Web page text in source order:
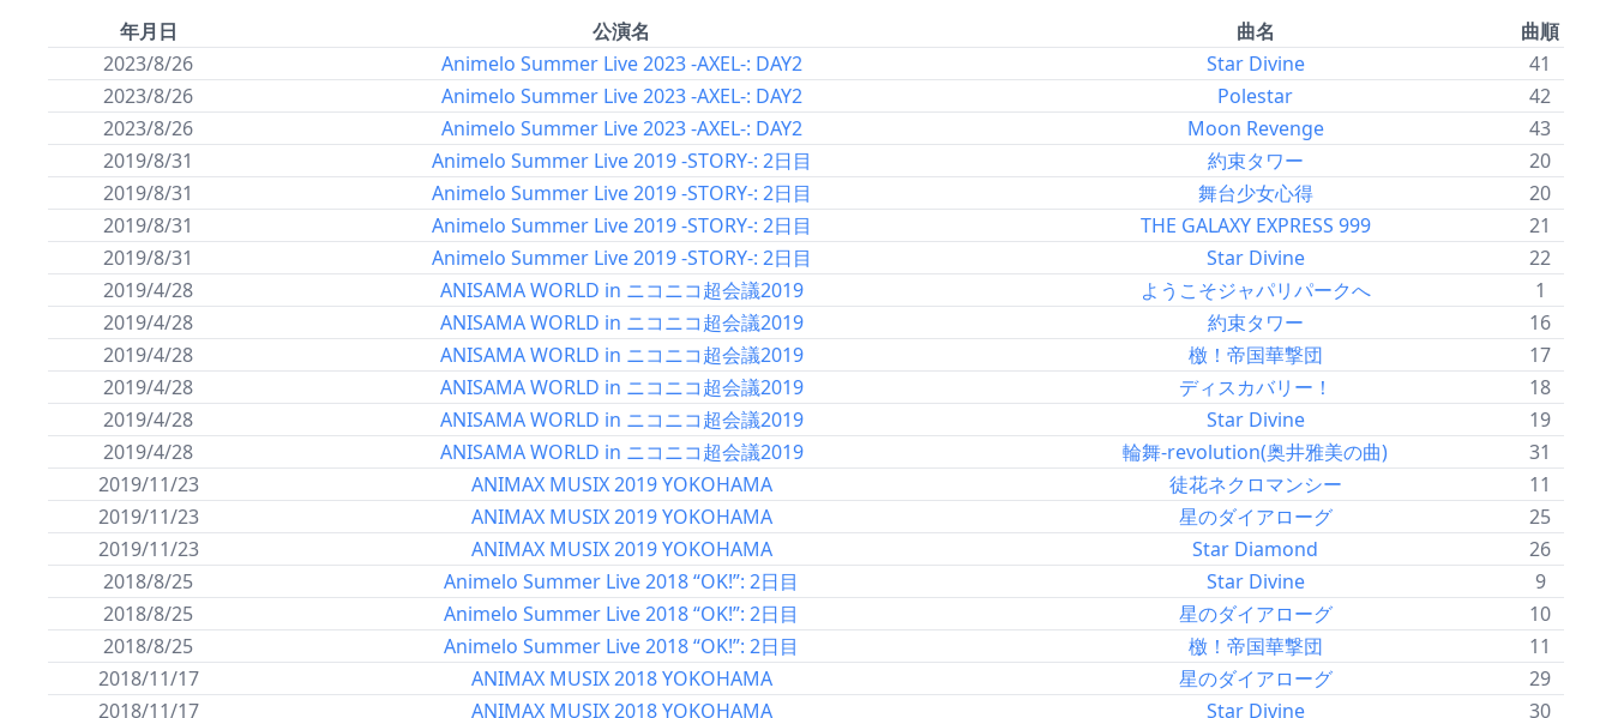
年月日 公演名 曲名
曲順
2023/8/26
Animelo Summer Live 2023 -AXEL-: DAY2 Star Divine
41
2023/8/26
Animelo Summer Live 2023 -AXEL-: DAY2 Polestar
42
2023/8/26
Animelo Summer Live 2023 -AXEL-: DAY2 Moon Revenge
43
2019/8/31
Animelo Summer Live 2019 -STORY-: 2日目 約束タワー
20
2019/8/31
Animelo Summer Live 2019 -STORY-: 2日目 舞台少女心得
20
2019/8/31
Animelo Summer Live 2019 -STORY-: 2日目 THE GALAXY EXPRESS 999
21
2019/8/31
Animelo Summer Live 2019 -STORY-: 2日目 Star Divine
22
2019/4/28
ANISAMA WORLD in ニコニコ超会議2019 ようこそジャパリパークへ
1
2019/4/28
ANISAMA WORLD in ニコニコ超会議2019 約束タワー
16
2019/4/28
ANISAMA WORLD in ニコニコ超会議2019 檄！帝国華撃団
17
2019/4/28
ANISAMA WORLD in ニコニコ超会議2019 ディスカバリー！
18
2019/4/28
ANISAMA WORLD in ニコニコ超会議2019 Star Divine
19
2019/4/28
ANISAMA WORLD in ニコニコ超会議2019 輪舞-revolution(奥井雅美の曲)
31
2019/11/23
ANIMAX MUSIX 2019 YOKOHAMA 徒花ネクロマンシー
11
2019/11/23
ANIMAX MUSIX 2019 YOKOHAMA 星のダイアローグ
25
2019/11/23
ANIMAX MUSIX 2019 YOKOHAMA Star Diamond
26
2018/8/25
Animelo Summer Live 2018 “OK!”: 2日目 Star Divine
9
2018/8/25
Animelo Summer Live 2018 “OK!”: 2日目 星のダイアローグ
10
2018/8/25
Animelo Summer Live 2018 “OK!”: 2日目 檄！帝国華撃団
11
2018/11/17
ANIMAX MUSIX 2018 YOKOHAMA 星のダイアローグ
29
2018/11/17
ANIMAX MUSIX 2018 YOKOHAMA Star Divine 30